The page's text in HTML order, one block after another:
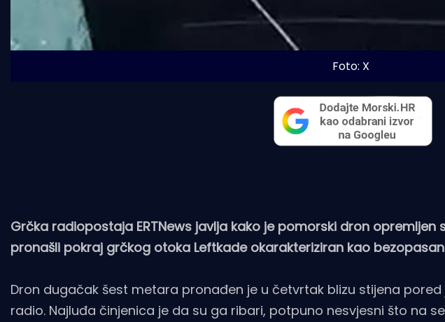
Foto: X
Grčka radiopostaja ERTNews javlja kako je pomorski dron opremljen
pronašli pokraj grčkog otoka Leftkade okarakteriziran kao
Dron dugačak šest metara pronađen je u četvrtak blizu stijena
radio. Najluđa činjenica je da su ga ribari, potpuno nesvjesni što na